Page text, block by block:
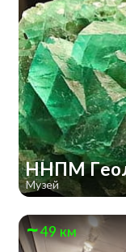
ННПМ
Музей
49 км